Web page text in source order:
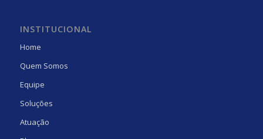
INSTITUCIONAL
Home
Quem Somos
Equipe
Soluções
Atuação